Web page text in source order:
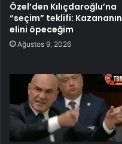
Özel’den Kılıçdaroğlu’na
“seçim” teklifi: Kazananın
elini öpeceğim
Ağustos 9, 2026